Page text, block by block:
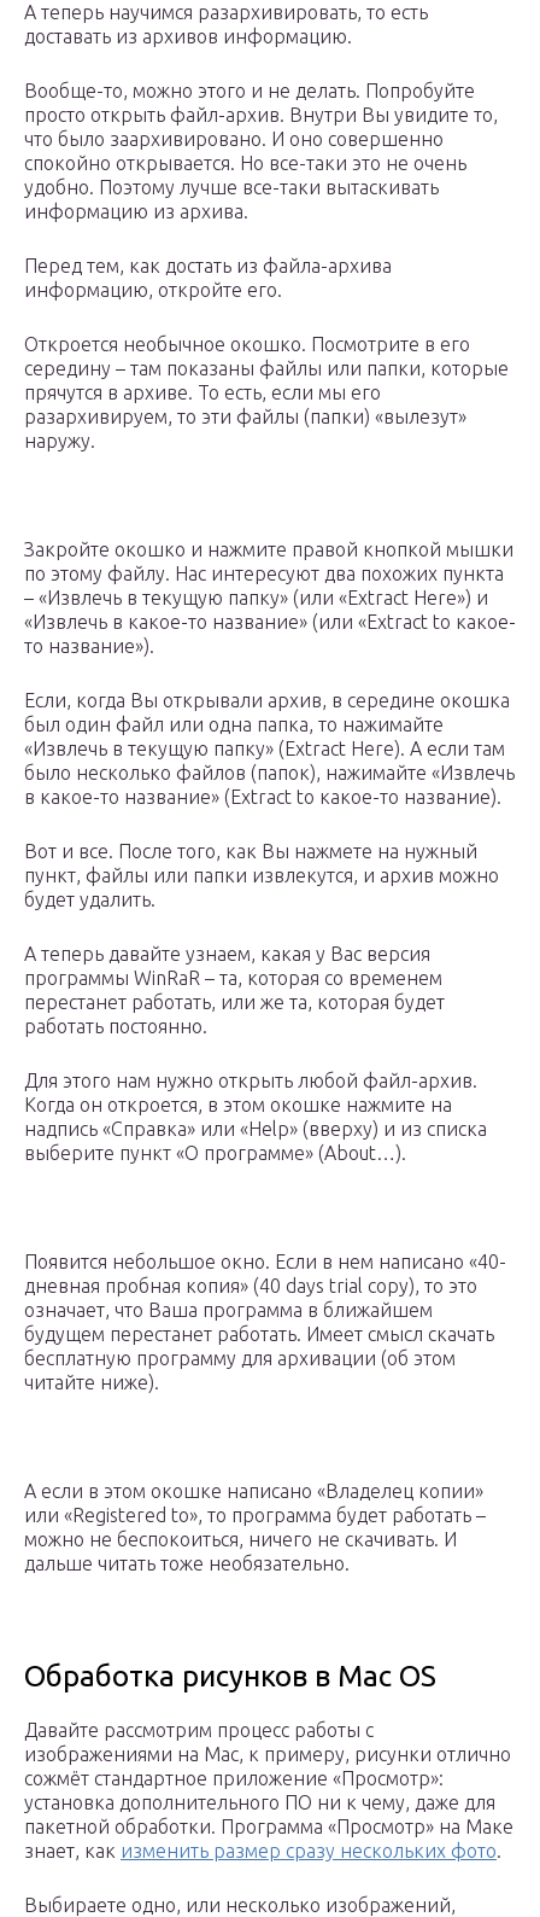
А теперь научимся разархивировать, то есть
доставать из архивов информацию.
Вообще-то, можно этого и не делать. Попробуйте
просто открыть файл-архив. Внутри Вы увидите то,
что было заархивировано. И оно совершенно
спокойно открывается. Но все-таки это не очень
удобно. Поэтому лучше все-таки вытаскивать
информацию из архива.
Перед тем, как достать из файла-архива
информацию, откройте его.
Откроется необычное окошко. Посмотрите в его
середину – там показаны файлы или папки, которые
прячутся в архиве. То есть, если мы его
разархивируем, то эти файлы (папки) «вылезут»
наружу.
Закройте окошко и нажмите правой кнопкой мышки
по этому файлу. Нас интересуют два похожих пункта
– «Извлечь в текущую папку» (или «Extract Here») и
«Извлечь в какое-то название» (или «Extract to какое-
то название»).
Если, когда Вы открывали архив, в середине окошка
был один файл или одна папка, то нажимайте
«Извлечь в текущую папку» (Extract Here). А если там
было несколько файлов (папок), нажимайте «Извлечь
в какое-то название» (Extract to какое-то название).
Вот и все. После того, как Вы нажмете на нужный
пункт, файлы или папки извлекутся, и архив можно
будет удалить.
А теперь давайте узнаем, какая у Вас версия
программы WinRaR – та, которая со временем
перестанет работать, или же та, которая будет
работать постоянно.
Для этого нам нужно открыть любой файл-архив.
Когда он откроется, в этом окошке нажмите на
надпись «Справка» или «Help» (вверху) и из списка
выберите пункт «О программе» (About…).
Появится небольшое окно. Если в нем написано «40-
дневная пробная копия» (40 days trial copy), то это
означает, что Ваша программа в ближайшем
будущем перестанет работать. Имеет смысл скачать
бесплатную программу для архивации (об этом
читайте ниже).
А если в этом окошке написано «Владелец копии»
или «Registered to», то программа будет работать –
можно не беспокоиться, ничего не скачивать. И
дальше читать тоже необязательно.
Обработка рисунков в Mac OS
Давайте рассмотрим процесс работы с
изображениями на Mac, к примеру, рисунки отлично
сожмёт стандартное приложение «Просмотр»:
установка дополнительного ПО ни к чему, даже для
пакетной обработки. Программа «Просмотр» на Маке
знает, как изменить размер сразу нескольких фото.
Выбираете одно, или несколько изображений,